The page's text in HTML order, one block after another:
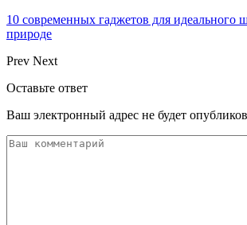
10 современных гаджетов для идеального
природе
Prev Next
Оставьте ответ
Ваш электронный адрес не будет